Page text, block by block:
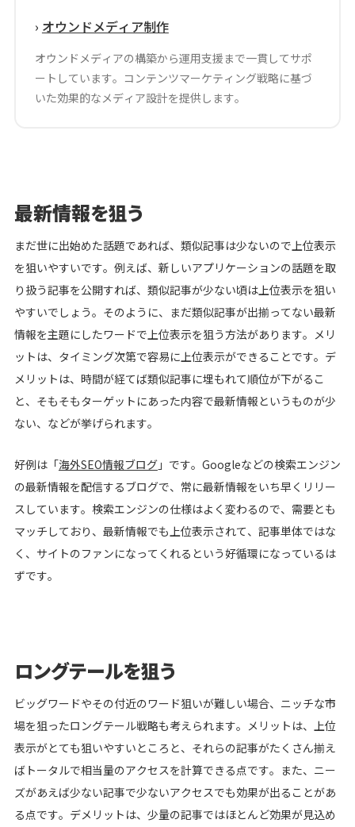
› オウンドメディア制作
オウンドメディアの構築から運用支援まで一貫してサポ
ートしています。コンテンツマーケティング戦略に基づ
いた効果的なメディア設計を提供します。
最新情報を狙う
まだ世に出始めた話題であれば、類似記事は少ないので上位表示
を狙いやすいです。例えば、新しいアプリケーションの話題を取
り扱う記事を公開すれば、類似記事が少ない頃は上位表示を狙い
やすいでしょう。そのように、まだ類似記事が出揃ってない最新
情報を主題にしたワードで上位表示を狙う方法があります。メリ
ットは、タイミング次第で容易に上位表示ができることです。デ
メリットは、時間が経てば類似記事に埋もれて順位が下がるこ
と、そもそもターゲットにあった内容で最新情報というものが少
ない、などが挙げられます。
好例は「海外SEO情報ブログ」です。Googleなどの検索エンジン
の最新情報を配信するブログで、常に最新情報をいち早くリリー
スしています。検索エンジンの仕様はよく変わるので、需要とも
マッチしており、最新情報でも上位表示されて、記事単体ではな
く、サイトのファンになってくれるという好循環になっているは
ずです。
ロングテールを狙う
ビッグワードやその付近のワード狙いが難しい場合、ニッチな市
場を狙ったロングテール戦略も考えられます。メリットは、上位
表示がとても狙いやすいところと、それらの記事がたくさん揃え
ばトータルで相当量のアクセスを計算できる点です。また、ニー
ズがあえば少ない記事で少ないアクセスでも効果が出ることがあ
る点です。デメリットは、少量の記事ではほとんど効果が見込め